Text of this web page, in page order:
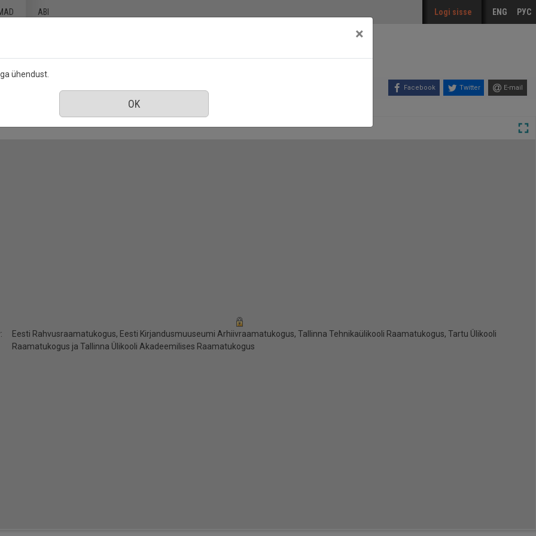
ABI Logi sisse ENG РУС
Facebook Twitter E-mail
Eesti Rahvusraamatukogus, Eesti Kirjandusmuuseumi Arhiivraamatukogus, Tallinna Tehnikaülikooli Raamatukogus, Tartu Ülikooli
Raamatukogus ja Tallinna Ülikooli Akadeemilises Raamatukogus
×
ühendust.